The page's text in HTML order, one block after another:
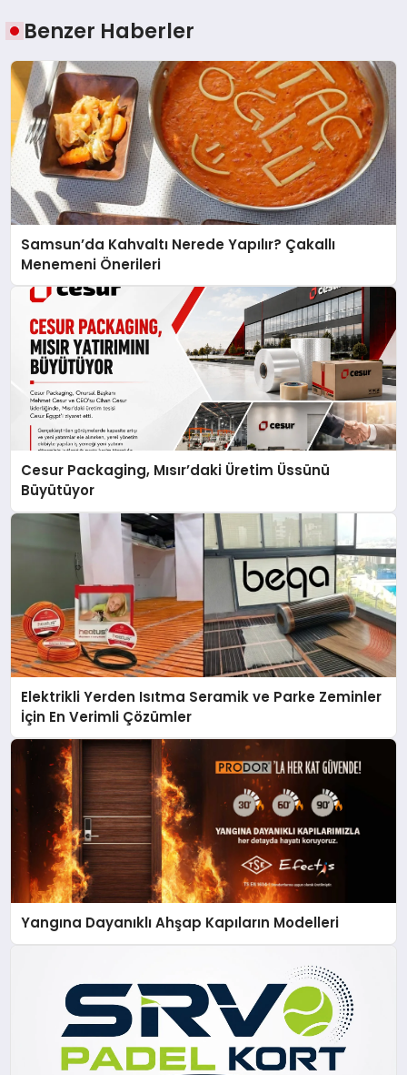
Benzer Haberler
Samsun’da Kahvaltı Nerede Yapılır? Çakallı
Menemeni Önerileri
Cesur Packaging, Mısır’daki Üretim Üssünü
Büyütüyor
Elektrikli Yerden Isıtma Seramik ve Parke Zeminler
İçin En Verimli Çözümler
Yangına Dayanıklı Ahşap Kapıların Modelleri